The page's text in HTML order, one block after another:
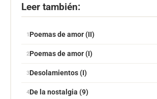
Leer también:
Poemas de amor (II)
Poemas de amor (I)
Desolamientos (I)
De la nostalgia (9)